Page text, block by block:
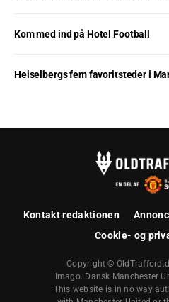
Kom med ind på Hotel Football
Heiselbergs fem favoritsteder i
Kontakt redaktionen
Cookie- og
Copyright ©
Imago. Dansk Manchester
This website is in no way